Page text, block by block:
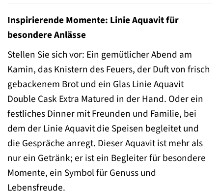
Inspirierende Momente: Linie Aquavit für
besondere Anlässe
Stellen Sie sich vor: Ein gemütlicher Abend am
Kamin, das Knistern des Feuers, der Duft von frisch
gebackenem Brot und ein Glas Linie Aquavit
Double Cask Extra Matured in der Hand. Oder ein
festliches Dinner mit Freunden und Familie, bei
dem der Linie Aquavit die Speisen begleitet und
die Gespräche anregt. Dieser Aquavit ist mehr als
nur ein Getränk; er ist ein Begleiter für besondere
Momente, ein Symbol für Genuss und
Lebensfreude.